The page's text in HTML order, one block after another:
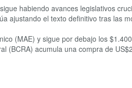
habiendo avances legislativos
ajustando el texto definitivo tras las
(MAE) y sigue por debajo los
(BCRA) acumula una compra de